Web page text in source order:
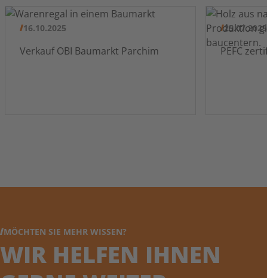
16.10.2025
Verkauf OBI Baumarkt Parchim
25.07.2025
MÖCHTEN SIE MEHR WISSEN?
WIR HELFEN IHNEN